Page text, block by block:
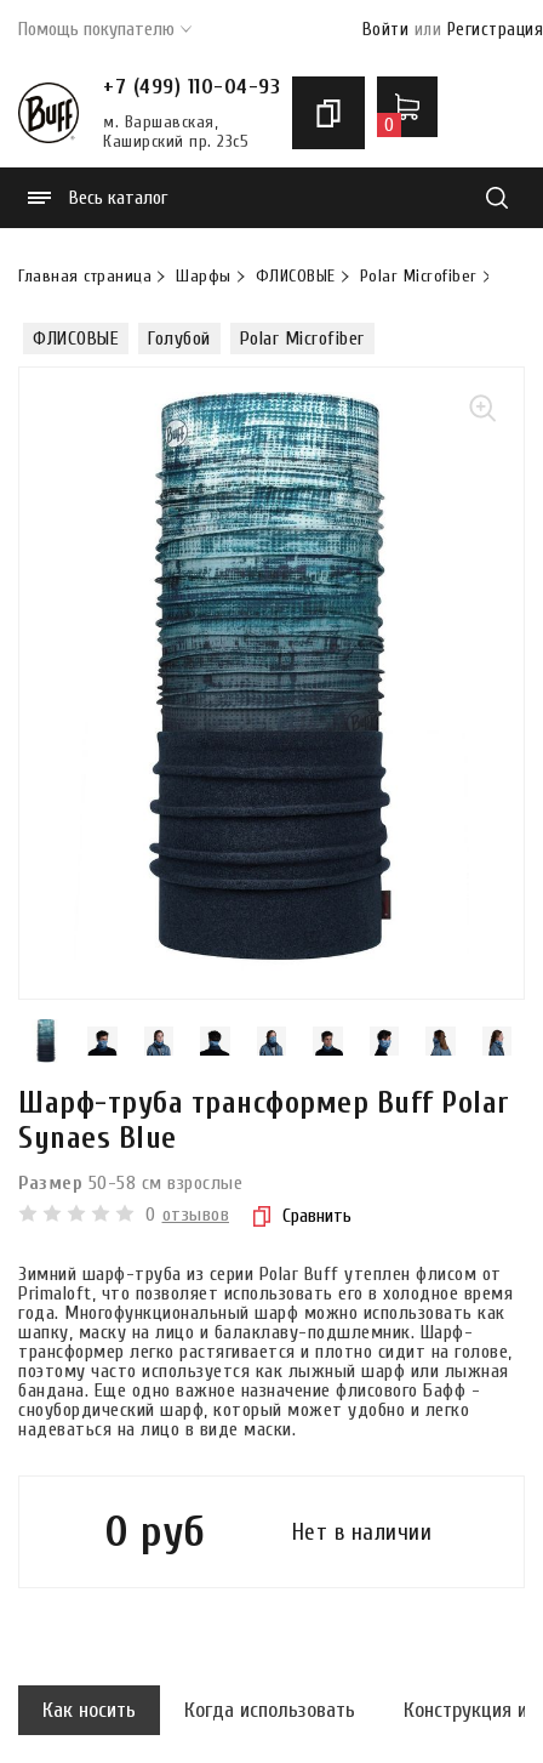
Помощь покупателю Войти или Регистрация
+7 (499) 110-04-93
м. Варшавская,
Каширский пр. 23с5
0
Весь каталог
Главная страница Шарфы ФЛИСОВЫЕ Polar Microfiber
ФЛИСОВЫЕ Голубой Polar Microfiber
Шарф-труба трансформер Buff Polar
Synaes Blue
Размер 50-58 см взрослые
0 отзывов Сравнить
Зимний шарф-труба из серии Polar Buff утеплен флисом от
Primaloft, что позволяет использовать его в холодное время
года. Многофункциональный шарф можно использовать как
шапку, маску на лицо и балаклаву-подшлемник. Шарф-
трансформер легко растягивается и плотно сидит на голове,
поэтому часто используется как лыжный шарф или лыжная
бандана. Еще одно важное назначение флисового Бафф -
сноубордический шарф, который может удобно и легко
надеваться на лицо в виде маски.
0 руб Нет в наличии
Как носить Когда использовать Конструкция и